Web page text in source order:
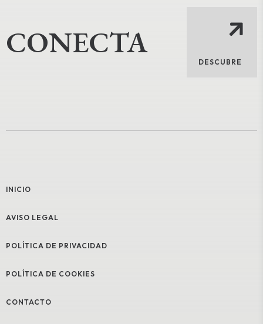
CONECTA
DESCUBRE
INICIO
AVISO LEGAL
POLÍTICA DE PRIVACIDAD
POLÍTICA DE COOKIES
CONTACTO